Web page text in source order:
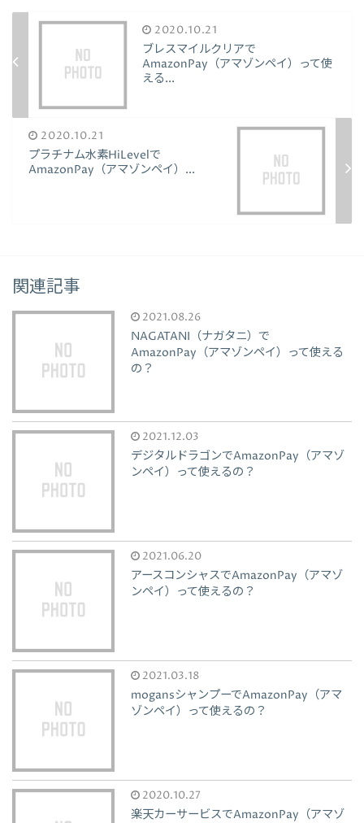
2020.10.21
ブレスマイルクリアで
AmazonPay（アマゾンペイ）って使
える...
2020.10.21
プラチナム水素HiLevelで
AmazonPay（アマゾンペイ）...
関連記事
2021.08.26
NAGATANI（ナガタニ）で
AmazonPay（アマゾンペイ）って使える
の？
2021.12.03
デジタルドラゴンでAmazonPay（アマゾ
ンペイ）って使えるの？
2021.06.20
アースコンシャスでAmazonPay（アマゾ
ンペイ）って使えるの？
2021.03.18
mogansシャンプーでAmazonPay（アマ
ゾンペイ）って使えるの？
2020.10.27
楽天カーサービスでAmazonPay（アマゾ